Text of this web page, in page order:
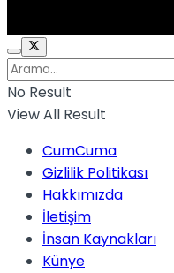
No Result
View All Result
CumCuma
Gizlilik Politikası
Hakkımızda
İletişim
İnsan Kaynakları
Künye